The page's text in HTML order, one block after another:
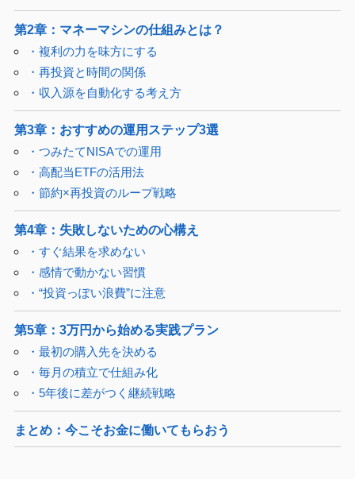
第2章：マネーマシンの仕組みとは？
・複利の力を味方にする
・再投資と時間の関係
・収入源を自動化する考え方
第3章：おすすめの運用ステップ3選
・つみたてNISAでの運用
・高配当ETFの活用法
・節約×再投資のループ戦略
第4章：失敗しないための心構え
・すぐ結果を求めない
・感情で動かない習慣
・“投資っぽい浪費”に注意
第5章：3万円から始める実践プラン
・最初の購入先を決める
・毎月の積立で仕組み化
・5年後に差がつく継続戦略
まとめ：今こそお金に働いてもらおう